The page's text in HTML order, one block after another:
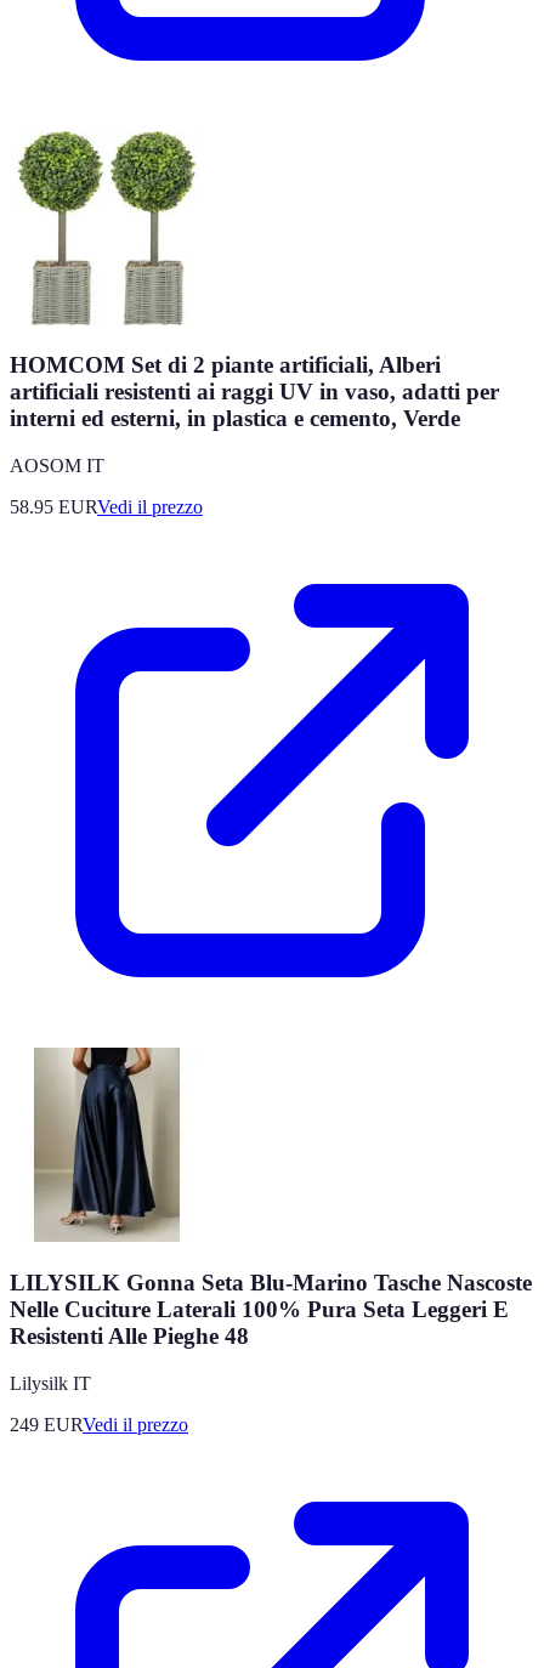
HOMCOM Set di 2 piante artificiali, Alberi
artificiali resistenti ai raggi UV in vaso, adatti per
interni ed esterni, in plastica e cemento, Verde
AOSOM IT
58.95 EURVedi il prezzo
LILYSILK Gonna Seta Blu-Marino Tasche Nascoste
Nelle Cuciture Laterali 100% Pura Seta Leggeri E
Resistenti Alle Pieghe 48
Lilysilk IT
249 EURVedi il prezzo